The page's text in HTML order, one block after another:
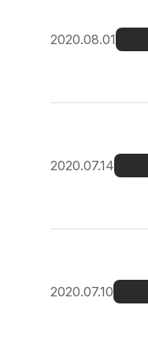
2020.08.01
2020.07.14
2020.07.10